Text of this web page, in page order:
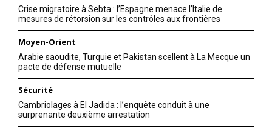
Crise migratoire à Sebta : l’Espagne menace l’Italie de
mesures de rétorsion sur les contrôles aux frontières
Moyen-Orient
Arabie saoudite, Turquie et Pakistan scellent à La Mecque un
pacte de défense mutuelle
Sécurité
Cambriolages à El Jadida : l’enquête conduit à une
surprenante deuxième arrestation